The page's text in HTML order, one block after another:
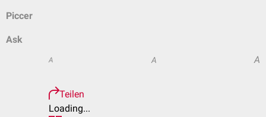
Piccer
Ask
A A A
Teilen
Loading...